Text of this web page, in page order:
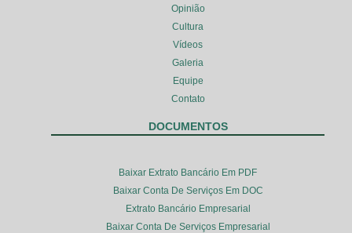
Opinião
Cultura
Vídeos
Galeria
Equipe
Contato
DOCUMENTOS
Baixar Extrato Bancário Em PDF
Baixar Conta De Serviços Em DOC
Extrato Bancário Empresarial
Baixar Conta De Serviços Empresarial